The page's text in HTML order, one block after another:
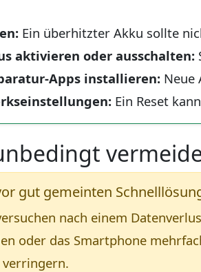
Ein überhitzter Akku sollte
aktivieren oder ausschalten:
Apps installieren: Neue
Ein Reset
gut gemeinten
nach einem
oder das Smartphone